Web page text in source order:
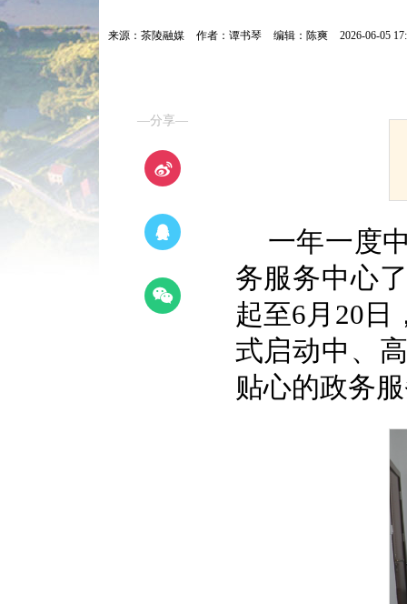
来源：茶陵融媒 作者：谭书琴 编辑：陈爽 2026-06-05
—分享—
一年一度
务服务中心
起至6月20日
式启动中、
贴心的政务